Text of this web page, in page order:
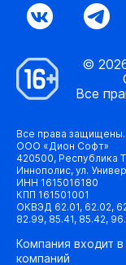
©
Все
Все права защищены.
ООО «Дион Софт»
420500, Республика
Иннополис, ул.
ИНН 1615016180
КПП 161501001
ОКВЭД 62.01, 62.02,
82.99, 85.41, 85.42,
Компания входит
компаний